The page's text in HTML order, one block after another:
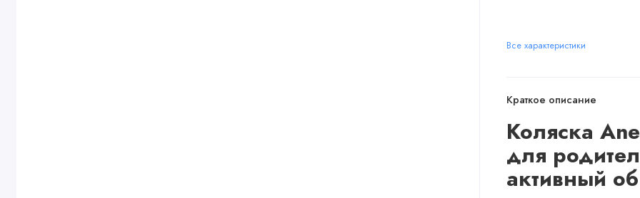
Все характеристики
Краткое описание
Коляска
для
активный